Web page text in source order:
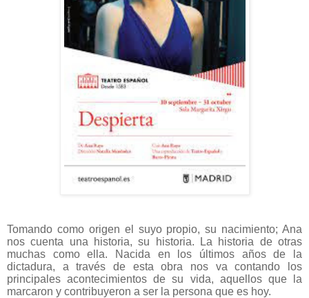
Tomando como origen el suyo propio, su nacimiento; Ana
nos cuenta una historia, su historia. La historia de otras
muchas como ella. Nacida en los últimos años de la
dictadura, a través de esta obra nos va contando los
principales acontecimientos de su vida, aquellos que la
marcaron y contribuyeron a ser la persona que es hoy.